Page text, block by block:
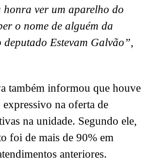
honra ver um aparelho do
o nome de alguém da
deputado Estevam Galvão”,
também informou que houve
na oferta de
na unidade. Segundo ele,
foi de mais de 90% em
anteriores.